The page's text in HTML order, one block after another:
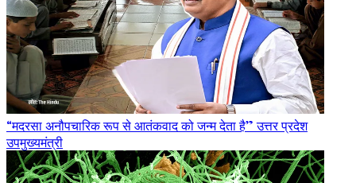
“मदरसा अनौपचारिक रूप से आतंकवाद को जन्म देता है” उत्तर प्रदेश
उपमुख्यमंत्री